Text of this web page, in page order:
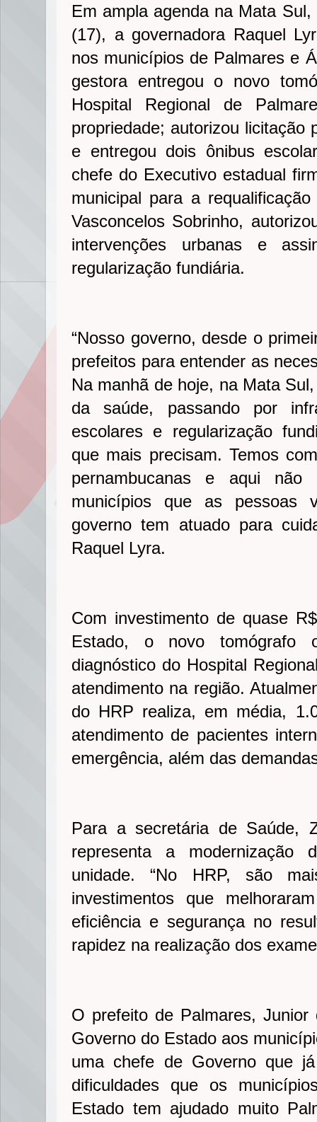
Em ampla agenda na Mata
(17), a governadora Raquel
nos municípios de Palmares e
gestora entregou o novo
Hospital Regional de
propriedade; autorizou licitação
e entregou dois ônibus
chefe do Executivo estadual
municipal para a
Vasconcelos Sobrinho,
intervenções urbanas e
regularização fundiária.
“Nosso governo, desde o
prefeitos para entender as
Na manhã de hoje, na Mata
da saúde, passando por
escolares e regularização
que mais precisam. Temos
pernambucanas e aqui
municípios que as pessoas
governo tem atuado para
Raquel Lyra.
Com investimento de quase
Estado, o novo tomógrafo
diagnóstico do Hospital
atendimento na região.
do HRP realiza, em média,
atendimento de pacientes
emergência, além das
Para a secretária de Saúde,
representa a modernização
unidade. “No HRP, são
investimentos que
eficiência e segurança no
rapidez na realização dos
O prefeito de Palmares,
Governo do Estado aos
uma chefe de Governo que
dificuldades que os
Estado tem ajudado muito